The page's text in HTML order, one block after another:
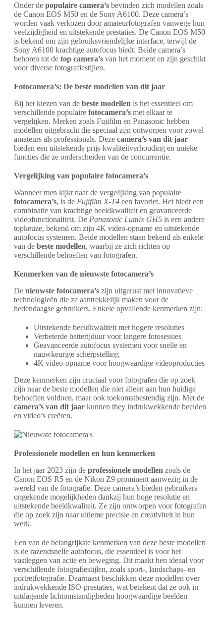
Onder de populaire camera’s bevinden zich modellen zoals
de Canon EOS M50 en de Sony A6100. Deze camera’s
worden vaak verkozen door amateurfotografen vanwege hun
veelzijdigheid en uitstekende prestaties. De Canon EOS M50
is bekend om zijn gebruiksvriendelijke interface, terwijl de
Sony A6100 krachtige autofocus biedt. Beide camera’s
behoren tot de top camera’s van het moment en zijn geschikt
voor diverse fotografiestijlen.
Fotocamera’s: De beste modellen van dit jaar
Bij het kiezen van de beste modellen is het essentieel om
verschillende populaire fotocamera’s met elkaar te
vergelijken. Merken zoals Fujifilm en Panasonic hebben
modellen uitgebracht die speciaal zijn ontworpen voor zowel
amateurs als professionals. Deze camera’s van dit jaar
bieden een uitstekende prijs-kwaliteitverhouding en unieke
functies die ze onderscheiden van de concurrentie.
Vergelijking van populaire fotocamera’s
Wanneer men kijkt naar de vergelijking van populaire
fotocamera’s, is de Fujifilm X-T4 een favoriet. Het biedt een
combinatie van krachtige beeldkwaliteit en geavanceerde
videofunctionaliteit. De Panasonic Lumix GH5 is een andere
topkeuze, bekend om zijn 4K video-opname en uitstekende
autofocus systemen. Beide modellen staan bekend als enkele
van de beste modellen, waarbij ze zich richten op
verschillende behoeften van fotografen.
Kenmerken van de nieuwste fotocamera’s
De nieuwste fotocamera’s zijn uitgerust met innovatieve
technologieën die ze aantrekkelijk maken voor de
hedendaagse gebruikers. Enkele opvallende kenmerken zijn:
Uitstekende beeldkwaliteit met hogere resoluties
Verbeterde batterijduur voor langere fotosessies
Geavanceerde autofocus systemen voor snelle en
nauwkeurige scherpstelling
4K video-opname voor hoogwaardige videoproducties
Deze kenmerken zijn cruciaal voor fotografen die op zoek
zijn naar de beste modellen die niet alleen aan hun huidige
behoeften voldoen, maar ook toekomstbestendig zijn. Met de
camera’s van dit jaar kunnen they indrukwekkende beelden
en video’s creëren.
Professionele modellen en hun kenmerken
In het jaar 2023 zijn de professionele modellen zoals de
Canon EOS R5 en de Nikon Z9 prominent aanwezig in de
wereld van de fotografie. Deze camera’s bieden gebruikers
ongekende mogelijkheden dankzij hun hoge resolutie en
uitstekende beeldkwaliteit. Ze zijn ontworpen voor fotografen
die op zoek zijn naar ultieme precisie en creativiteit in hun
werk.
Een van de belangrijkste kenmerken van deze beste modellen
is de razendsnelle autofocus, die essentieel is voor het
vastleggen van actie en beweging. Dit maakt hen ideaal voor
verschillende fotografiestijlen, zoals sport-, landschaps- en
portretfotografie. Daarnaast beschikken deze modellen over
indrukwekkende ISO-prestaties, wat betekent dat ze ook in
uitdagende lichtomstandigheden hoogwaardige beelden
kunnen leveren.